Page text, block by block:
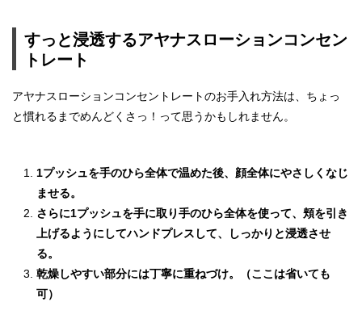
すっと浸透するアヤナスローションコンセン
トレート
アヤナスローションコンセントレートのお手入れ方法は、ちょっ
と慣れるまでめんどくさっ！って思うかもしれません。
1プッシュを手のひら全体で温めた後、顔全体にやさしくなじ
ませる。
さらに1プッシュを手に取り手のひら全体を使って、頬を引き
上げるようにしてハンドプレスして、しっかりと浸透させ
る。
乾燥しやすい部分には丁寧に重ねづけ。（ここは省いても
可）